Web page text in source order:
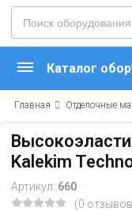
Каталог
Главная Отделочные
Kalekim
Артикул: 660
(0